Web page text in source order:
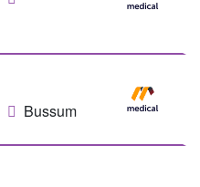
Bussum